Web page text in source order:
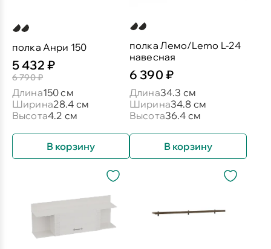
полка Анри 150
5 432 ₽
6 790 ₽
Длина150 см
Ширина28.4 см
Высота4.2 см
В корзину
полка Лемо/Lemo L-24
навесная
6 390 ₽
Длина34.3 см
Ширина34.8 см
Высота36.4 см
В корзину